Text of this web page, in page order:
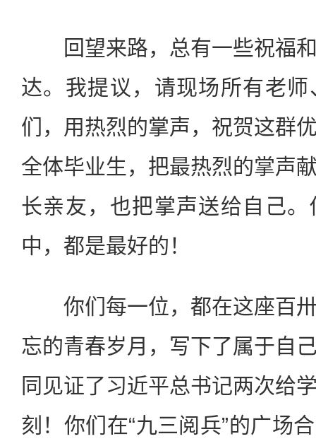
回望来路，总有一些祝福和
达。我提议，请现场所有老
们，用热烈的掌声，祝贺这群
全体毕业生，把最热烈的掌声
长亲友，也把掌声送给自己
中，都是最好的！
你们每一位，都在这座百卅
忘的青春岁月，写下了属于自
同见证了习近平总书记两次给
刻！你们在“九三阅兵”的广场